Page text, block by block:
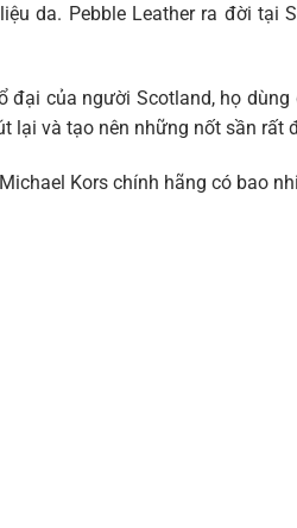
da. Pebble Leather ra đời tại
đại của người Scotland, họ
lại và tạo nên những nốt sần rất